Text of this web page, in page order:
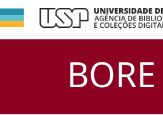
BORE
Filtrar
Assunto
DSpace/Manakin +